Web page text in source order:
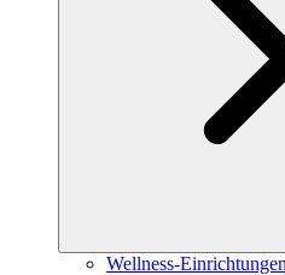
Wellness-Einrichtungen